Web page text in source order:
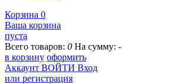
Корзина 0
Ваша корзина
пуста
Всего товаров: 0 На сумму: -
в корзину оформить
Аккаунт ВОЙТИ Вход
или регистрация